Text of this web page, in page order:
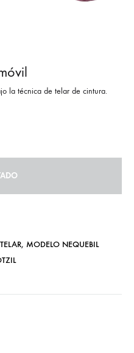
la técnica de telar de cintura.
, MODELO NEQUEBIL